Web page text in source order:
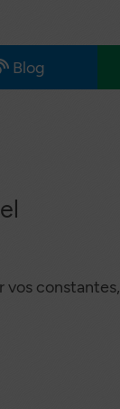
Blog
vos constantes,